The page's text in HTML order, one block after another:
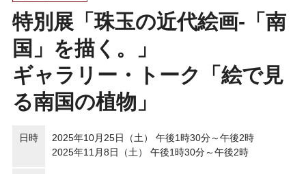
特別展「珠玉の近代絵画-「南
国」を描く。」
ギャラリー・トーク「絵で見
る南国の植物」
日時
2025年10月25日（土） 午後1時30分～午後2時
2025年11月8日（土） 午後1時30分～午後2時